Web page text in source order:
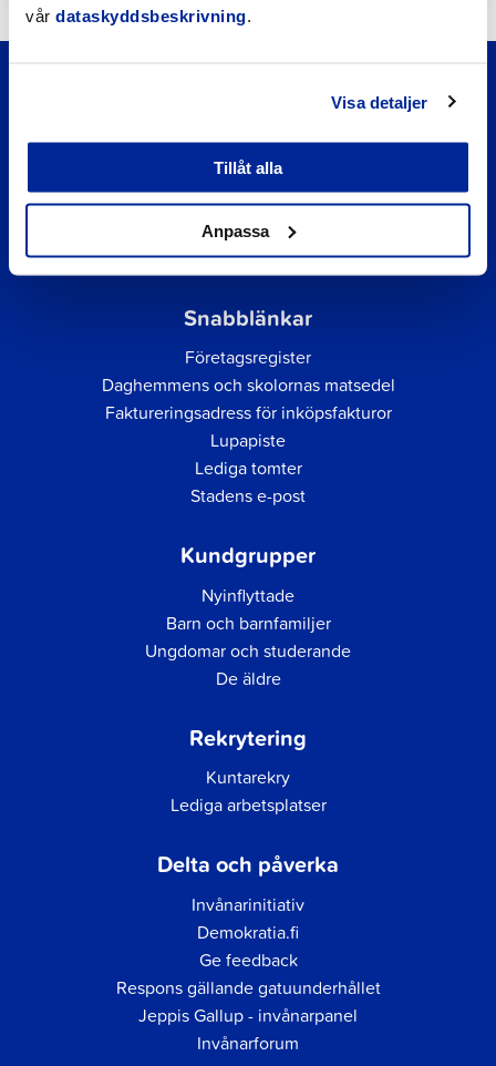
vår dataskyddsbeskrivning.
Visa detaljer
Tillåt alla
Anpassa
Snabblänkar
Företagsregister
Daghemmens och skolornas matsedel
Faktureringsadress för inköpsfakturor
Lupapiste
Lediga tomter
Stadens e-post
Kundgrupper
Nyinflyttade
Barn och barnfamiljer
Ungdomar och studerande
De äldre
Rekrytering
Kuntarekry
Lediga arbetsplatser
Delta och påverka
Invånarinitiativ
Demokratia.fi
Ge feedback
Respons gällande gatuunderhållet
Jeppis Gallup - invånarpanel
Invånarforum